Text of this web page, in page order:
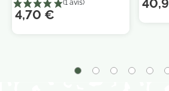
4,70 €